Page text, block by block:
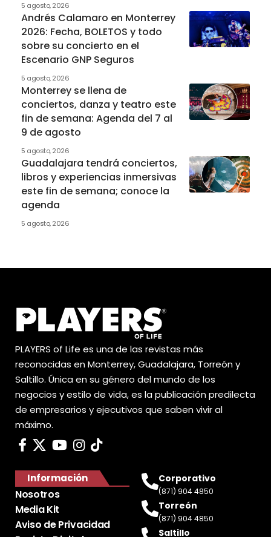
5 agosto, 2026
Andrés Calamaro en Monterrey
2026: Fecha, BOLETOS y todo
sobre su concierto en el
Escenario GNP Seguros
5 agosto, 2026
Monterrey se llena de
conciertos, danza y teatro este
fin de semana: Agenda del 7 al
9 de agosto
5 agosto, 2026
Guadalajara tendrá conciertos,
libros y experiencias inmersivas
este fin de semana; conoce la
agenda
5 agosto, 2026
PLAYERS of Life es una de las revistas más
reconocidas en Monterrey, Guadalajara, Torreón y
Saltillo. Única en su género del mundo de los
negocios y estilo de vida, es la publicación predilecta
de empresarios y ejecutivos que saben vivir al
máximo.
Información
Nosotros
Media Kit
Aviso de Privacidad
Corporativo
(871) 904 4850
Torreón
(871) 904 4850
Saltillo